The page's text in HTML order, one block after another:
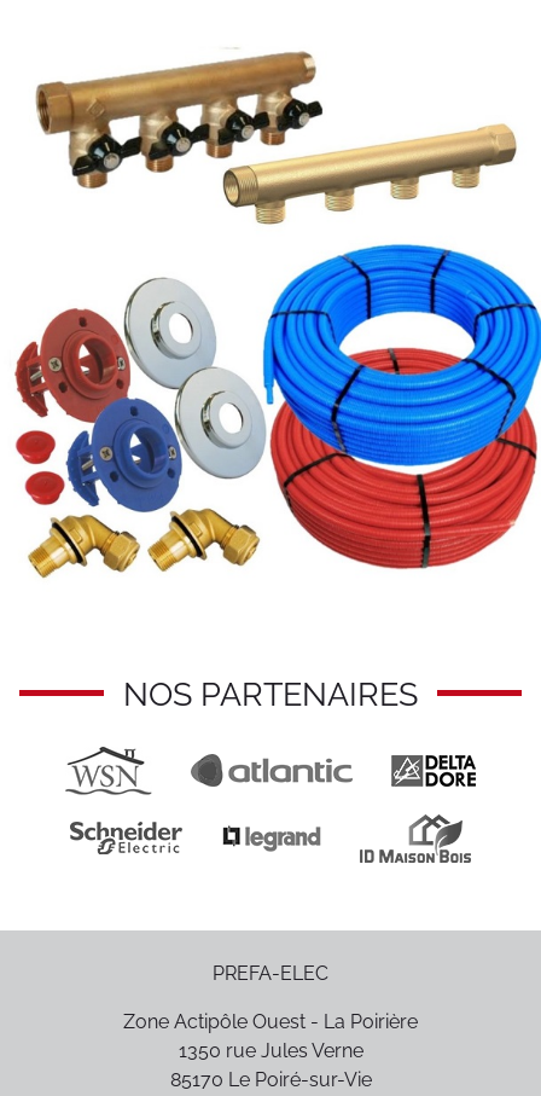
NOS PARTENAIRES
PREFA-ELEC
Zone Actipôle Ouest - La Poirière
1350 rue Jules Verne
85170 Le Poiré-sur-Vie